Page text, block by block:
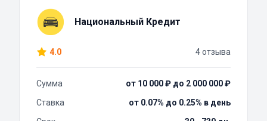
Национальный Кредит
4.0 4 отзыва
Сумма
от 10 000 ₽ до 2 000 000 ₽
Ставка
от 0.07% до 0.25% в день